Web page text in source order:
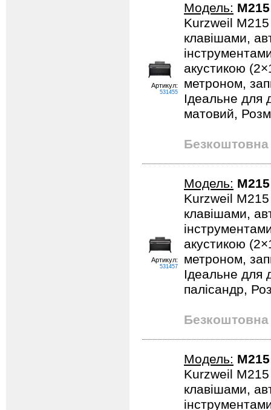
Артикул:
531455
Модель:
Kurzweil
клавішами,
акустикою
метроном,
Ідеальне для
матовий,
Безкоштовна
Артикул:
531457
Модель:
Kurzweil
клавішами,
акустикою
метроном,
Ідеальне для
палісандр,
Безкоштовна
Модель:
Kurzweil
клавішами,